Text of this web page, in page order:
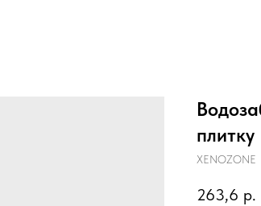
плитку
XENOZONE
263,6 р.